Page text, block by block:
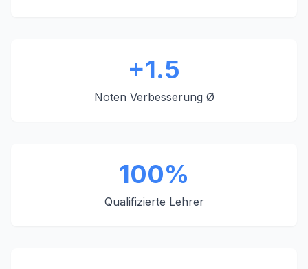
+1.5
Noten Verbesserung Ø
100%
Qualifizierte Lehrer